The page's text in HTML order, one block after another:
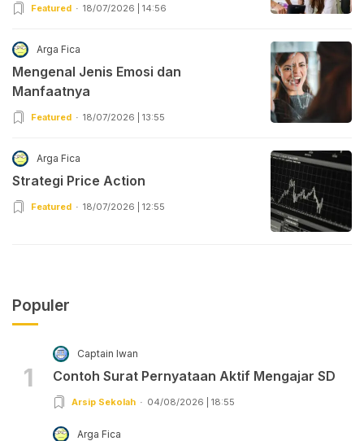
Featured 18/07/2026 | 14:56
Arga Fica
Mengenal Jenis Emosi dan
Manfaatnya
Featured 18/07/2026 | 13:55
Arga Fica
Strategi Price Action
Featured 18/07/2026 | 12:55
Populer
1
Captain Iwan
Contoh Surat Pernyataan Aktif Mengajar SD
Arsip Sekolah 04/08/2026 | 18:55
Arga Fica